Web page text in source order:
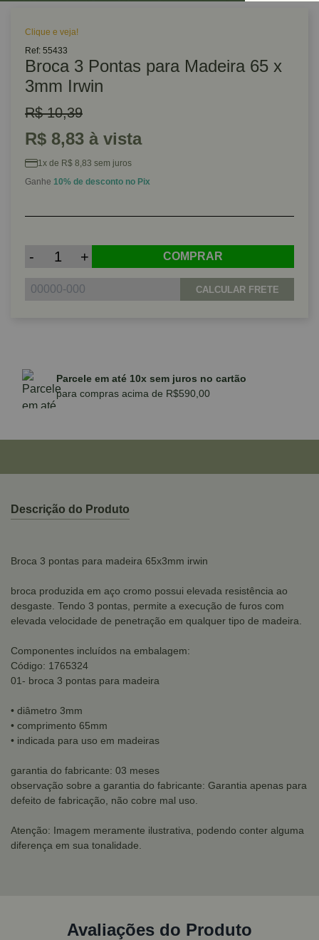
Clique e veja!
Ref: 55433
Broca 3 Pontas para Madeira 65 x
3mm Irwin
R$ 10,39
R$ 8,83 à vista
1x de R$ 8,83 sem juros
Ganhe 10% de desconto no Pix
- + COMPRAR
CALCULAR FRETE
Parcele em até 10x sem juros no cartão
para compras acima de R$590,00
Descrição do Produto
Broca 3 pontas para madeira 65x3mm irwin
broca produzida em aço cromo possui elevada resistência ao
desgaste. Tendo 3 pontas, permite a execução de furos com
elevada velocidade de penetração em qualquer tipo de madeira.
Componentes incluídos na embalagem:
Código: 1765324
01- broca 3 pontas para madeira
• diâmetro 3mm
• comprimento 65mm
• indicada para uso em madeiras
garantia do fabricante: 03 meses
observação sobre a garantia do fabricante: Garantia apenas para
defeito de fabricação, não cobre mal uso.
Atenção: Imagem meramente ilustrativa, podendo conter alguma
diferença em sua tonalidade.
Avaliações do Produto